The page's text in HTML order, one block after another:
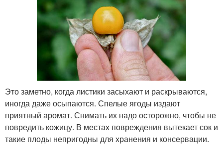
Это заметно, когда листики засыхают и раскрываются,
иногда даже осыпаются. Спелые ягоды издают
приятный аромат. Снимать их надо осторожно, чтобы не
повредить кожицу. В местах повреждения вытекает сок и
такие плоды непригодны для хранения и консервации.